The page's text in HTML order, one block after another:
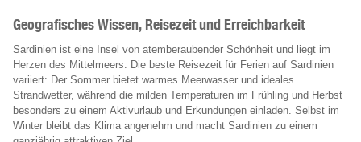
Geografisches Wissen, Reisezeit und Erreichbarkeit
Sardinien ist eine Insel von atemberaubender Schönheit und liegt im
Herzen des Mittelmeers. Die beste Reisezeit für Ferien auf Sardinien
variiert: Der Sommer bietet warmes Meerwasser und ideales
Strandwetter, während die milden Temperaturen im Frühling und Herbst
besonders zu einem Aktivurlaub und Erkundungen einladen. Selbst im
Winter bleibt das Klima angenehm und macht Sardinien zu einem